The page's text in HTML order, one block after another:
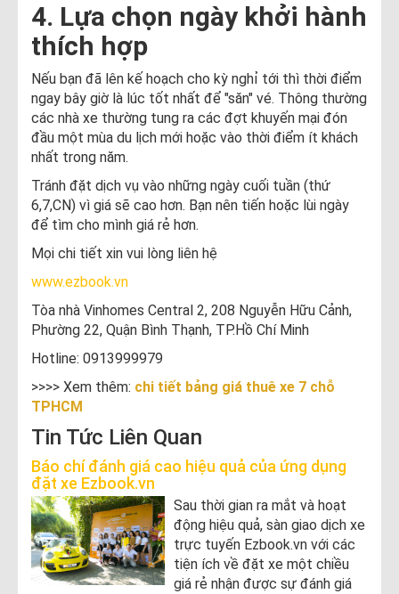
4. Lựa chọn ngày khởi hành
thích hợp
Nếu bạn đã lên kế hoạch cho kỳ nghỉ tới thì thời điểm
ngay bây giờ là lúc tốt nhất để "săn" vé. Thông thường
các nhà xe thường tung ra các đợt khuyến mại đón
đầu một mùa du lịch mới hoặc vào thời điểm ít khách
nhất trong năm.
Tránh đặt dịch vụ vào những ngày cuối tuần (thứ
6,7,CN) vì giá sẽ cao hơn. Bạn nên tiến hoặc lùi ngày
để tìm cho mình giá rẻ hơn.
Mọi chi tiết xin vui lòng liên hệ
www.ezbook.vn
Tòa nhà Vinhomes Central 2, 208 Nguyễn Hữu Cảnh,
Phường 22, Quận Bình Thạnh, TP.Hồ Chí Minh
Hotline: 0913999979
>>>> Xem thêm: chi tiết bảng giá thuê xe 7 chỗ
TPHCM
Tin Tức Liên Quan
Báo chí đánh giá cao hiệu quả của ứng dụng
đặt xe Ezbook.vn
Sau thời gian ra mắt và hoạt
động hiệu quả, sàn giao dịch xe
trực tuyến Ezbook.vn với các
tiện ích về đặt xe một chiều
giá rẻ nhận được sự đánh giá